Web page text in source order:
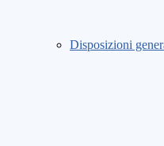
Disposizioni